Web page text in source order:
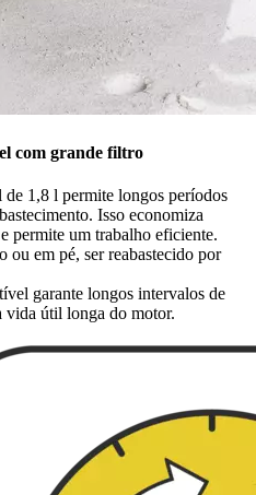
com grande filtro
1,8 l permite longos períodos
Isso economiza
permite um trabalho eficiente.
ou em pé, ser reabastecido por
garante longos intervalos de
vida útil longa do motor.